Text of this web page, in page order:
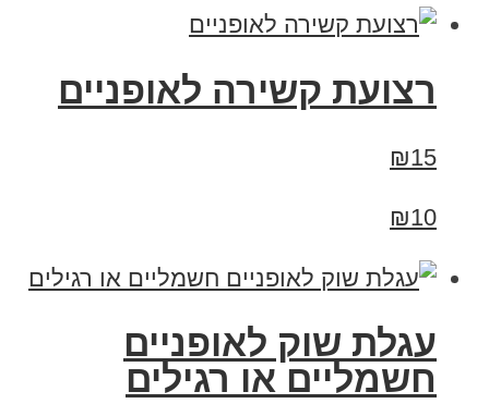
רצועת קשירה לאופניים
₪15
₪10
עגלת שוק לאופניים
חשמליים או רגילים